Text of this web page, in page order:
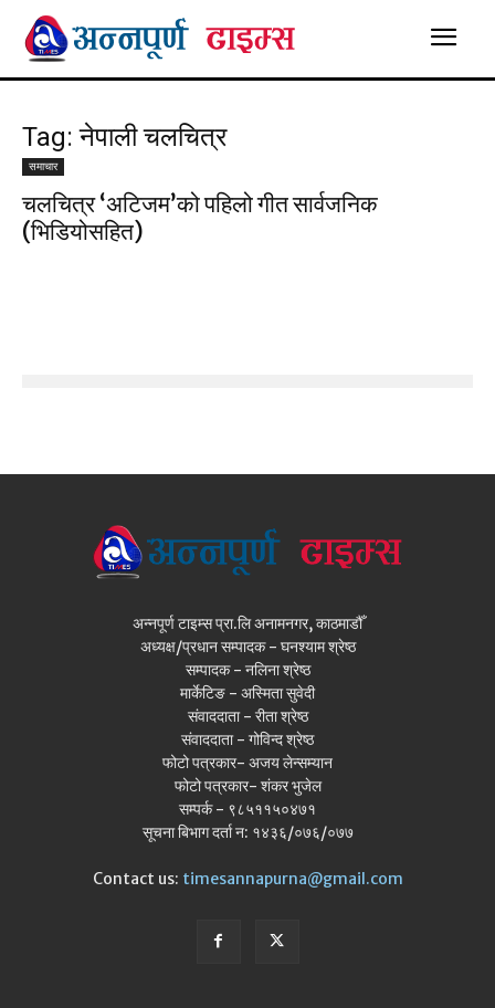
Tag: नेपाली चलचित्र
समाचार
चलचित्र ‘अटिजम’को पहिलो गीत सार्वजनिक
(भिडियोसहित)
अन्नपूर्ण टाइम्स प्रा.लि अनामनगर, काठमाडौँ
अध्यक्ष/प्रधान सम्पादक - घनश्याम श्रेष्ठ
सम्पादक - नलिना श्रेष्ठ
मार्केटिङ - अस्मिता सुवेदी
संवाददाता - रीता श्रेष्ठ
संवाददाता - गोविन्द श्रेष्ठ
फोटो पत्रकार- अजय लेन्सम्यान
फोटो पत्रकार- शंकर भुजेल
सम्पर्क - ९८५११५०४७१
सूचना बिभाग दर्ता न: १४३६/०७६/०७७
Contact us: timesannapurna@gmail.com